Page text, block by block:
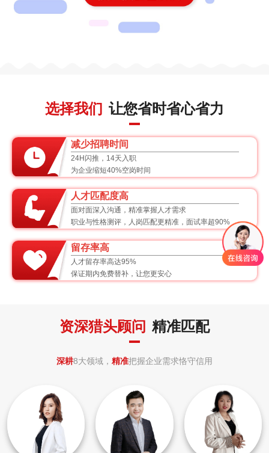
选择我们 让您省时省心省力
减少招聘时间
24H闪推，14天入职
为企业缩短40%空岗时间
人才匹配度高
面对面深入沟通，精准掌握人才需求
职业与性格测评，人岗匹配更精准，面试率超90%
留存率高
人才留存率高达95%
保证期内免费替补，让您更安心
资深猎头顾问 精准匹配
深耕8大领域， 精准把握企业需求恪守信用